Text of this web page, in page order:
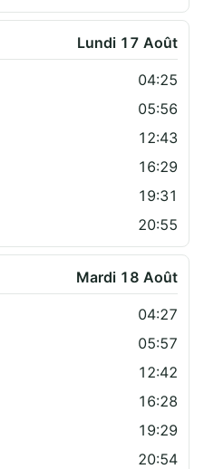
Lundi 17 Août
04:25
05:56
12:43
16:29
19:31
20:55
Mardi 18 Août
04:27
05:57
12:42
16:28
19:29
20:54